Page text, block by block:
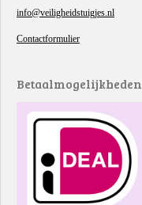
info@veiligheidstuigjes.nl
Contactformulier
Betaalmogelijkheden